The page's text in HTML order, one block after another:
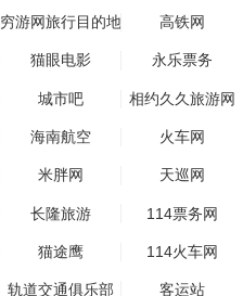
穷游网旅行目的地 高铁网
猫眼电影 永乐票务
城市吧 相约久久旅游网
海南航空 火车网
米胖网 天巡网
长隆旅游 114票务网
猫途鹰 114火车网
轨道交通俱乐部 客运站